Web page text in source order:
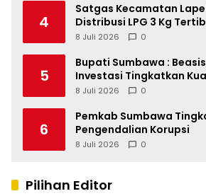
4
Satgas Kecamatan
Distribusi LPG 3 Kg Tertib
8 Juli 2026 0
5
Bupati Sumbawa :
Investasi Tingkatkan
8 Juli 2026 0
6
Pemkab Sumbawa
Pengendalian Korupsi
8 Juli 2026 0
Pilihan Editor